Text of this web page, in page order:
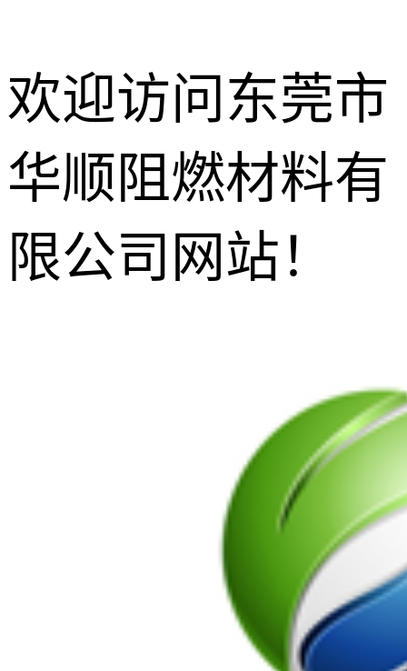
欢迎访问东莞市
华顺阻燃材料有
限公司网站！
防玻纤外露
增韧相熔剂
无尘功能碳